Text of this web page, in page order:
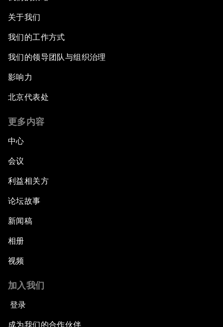
关于我们
我们的工作方式
我们的领导团队与组织治理
影响力
北京代表处
更多内容
中心
会议
利益相关方
论坛故事
新闻稿
相册
视频
加入我们
登录
成为我们的合作伙伴